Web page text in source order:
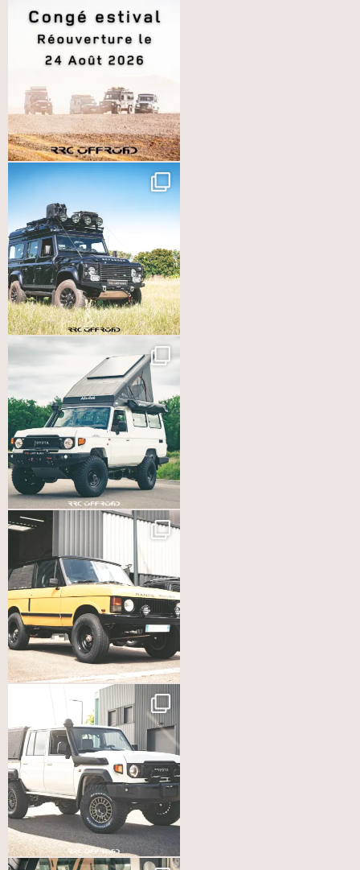
Votre adresse e-mail ne sera pas publiée.
obligatoires sont indiqués avec
Votre avis*
Nom*
E-mail*
Enregistrer mon nom, mon e-mail et mon site dans le
navigateur pour mon prochain commentaire.